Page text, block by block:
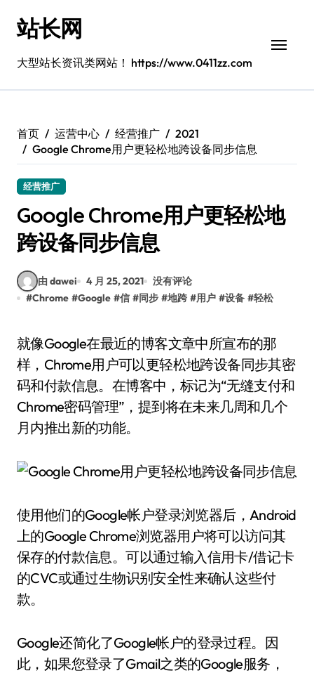
站长网
大型站长资讯类网站！ https://www.0411zz.com
首页 运营中心 经营推广
2021
Google Chrome用户更轻松地跨设备同步信息
经营推广
Google Chrome用户更轻松地
跨设备同步信息
由 dawei 4 月 25, 2021
没有评论
#Chrome #Google #信 #同步 #地跨 #用户 #设备 #轻松
就像Google在最近的博客文章中所宣布的那
样，Chrome用户可以更轻松地跨设备同步其密
码和付款信息。在博客中，标记为“无缝支付和
Chrome密码管理”，提到将在未来几周和几个
月内推出新的功能。
使用他们的Google帐户登录浏览器后，Android
上的Google Chrome浏览器用户将可以访问其
保存的付款信息。可以通过输入信用卡/借记卡
的CVC或通过生物识别安全性来确认这些付
款。
Google还简化了Google帐户的登录过程。因
此，如果您登录了Gmail之类的Google服务，